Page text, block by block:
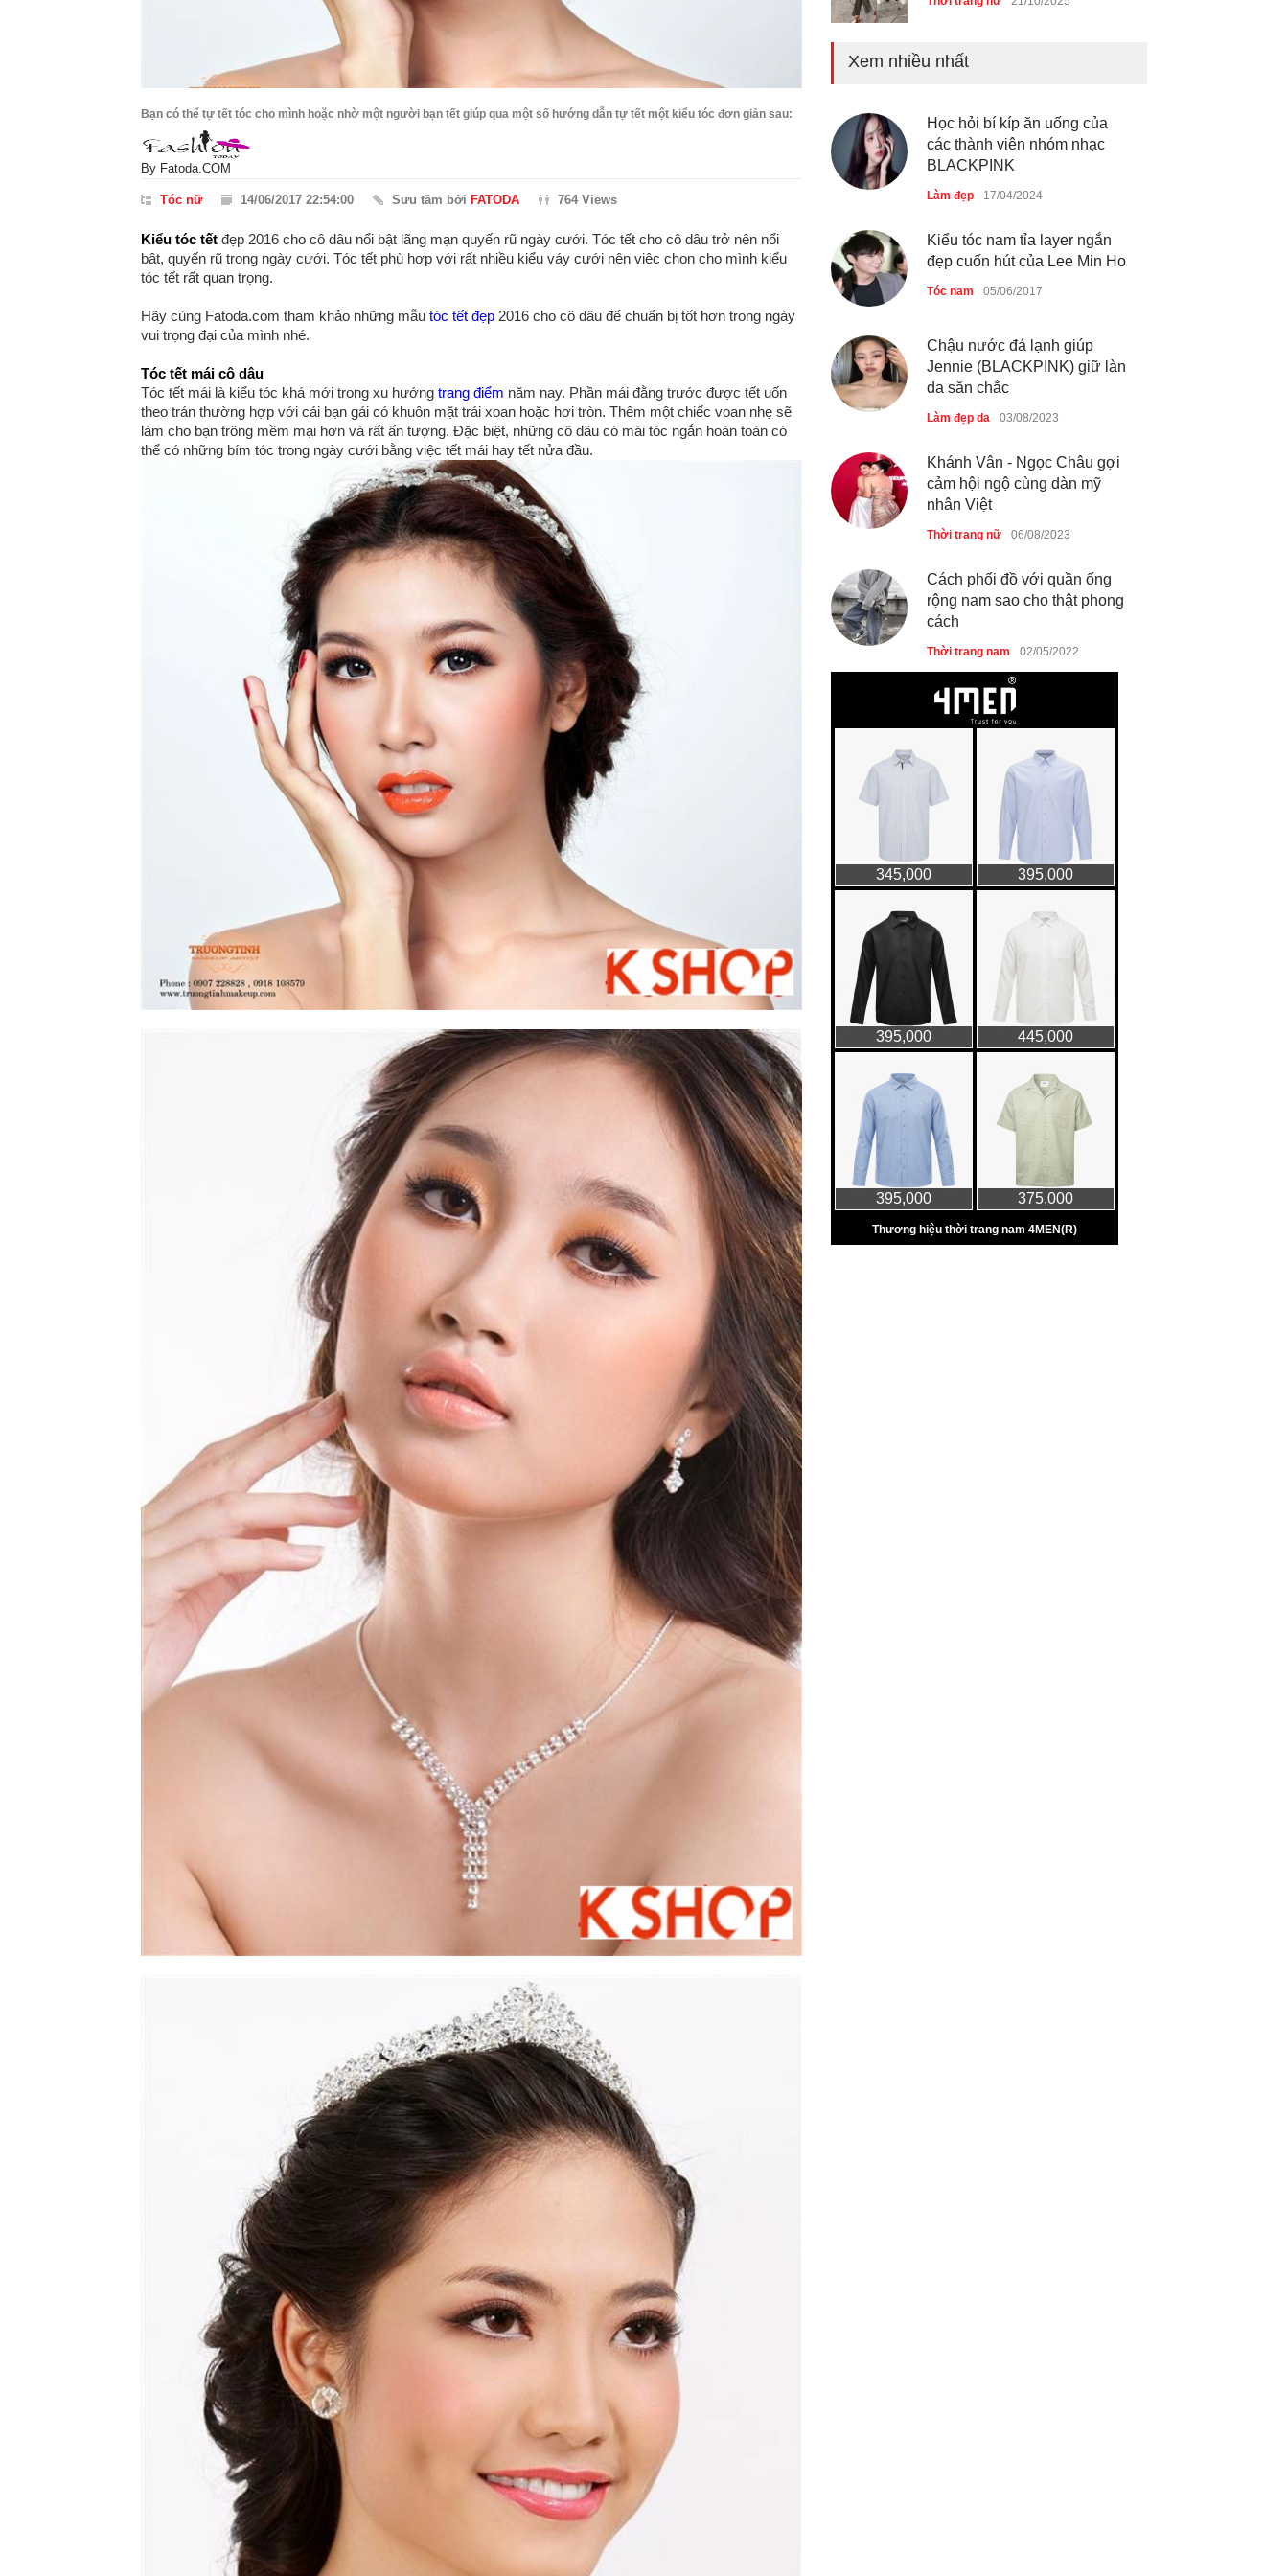
Bạn có thể tự tết tóc cho mình hoặc nhờ một người bạn tết giúp qua một số hướng dẫn tự tết một kiểu tóc đơn giản sau:
By Fatoda.COM
Tóc nữ 14/06/2017 22:54:00 Sưu tầm bởi FATODA 764 Views
Kiểu tóc tết đẹp 2016 cho cô dâu nổi bật lãng mạn quyến rũ ngày cưới. Tóc tết cho cô dâu trở nên nổi
bật, quyến rũ trong ngày cưới. Tóc tết phù hợp với rất nhiều kiểu váy cưới nên việc chọn cho mình kiểu
tóc tết rất quan trọng.
Hãy cùng Fatoda.com tham khảo những mẫu tóc tết đẹp 2016 cho cô dâu để chuẩn bị tốt hơn trong ngày
vui trọng đại của mình nhé.
Tóc tết mái cô dâu
Tóc tết mái là kiểu tóc khá mới trong xu hướng trang điểm năm nay. Phần mái đằng trước được tết uốn
theo trán thường hợp với cái bạn gái có khuôn mặt trái xoan hoặc hơi tròn. Thêm một chiếc voan nhẹ sẽ
làm cho bạn trông mềm mại hơn và rất ấn tượng. Đặc biệt, những cô dâu có mái tóc ngắn hoàn toàn có
thể có những bím tóc trong ngày cưới bằng việc tết mái hay tết nửa đầu.
Chiếc áo dài cưới của Hoa
Thời trang nữ 21/10/2025
GAP Hoodie biểu tượng
Thời trang nữ 21/10/2025
Xem nhiều nhất
Học hỏi bí kíp ăn uống của
các thành viên nhóm nhạc
BLACKPINK
Làm đẹp 17/04/2024
Kiểu tóc nam tỉa layer ngắn
đẹp cuốn hút của Lee Min Ho
Tóc nam 05/06/2017
Chậu nước đá lạnh giúp
Jennie (BLACKPINK) giữ làn
da săn chắc
Làm đẹp da 03/08/2023
Khánh Vân - Ngọc Châu gợi
cảm hội ngộ cùng dàn mỹ
nhân Việt
Thời trang nữ 06/08/2023
Cách phối đồ với quần ống
rộng nam sao cho thật phong
cách
Thời trang nam 02/05/2022